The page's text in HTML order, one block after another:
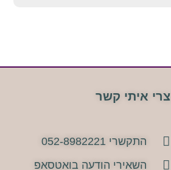
צרי איתי קשר
התקשרי 052-8982221
השאירי הודעה בואטסאפ